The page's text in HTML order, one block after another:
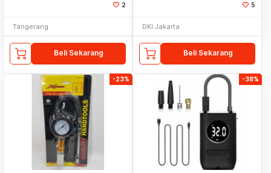
2
Tangerang
Beli Sekarang
5
DKI Jakarta
Beli Sekarang
-23% -38%